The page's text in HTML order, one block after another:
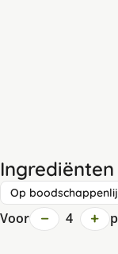
Ingrediënten
Op
Voor − 4 +